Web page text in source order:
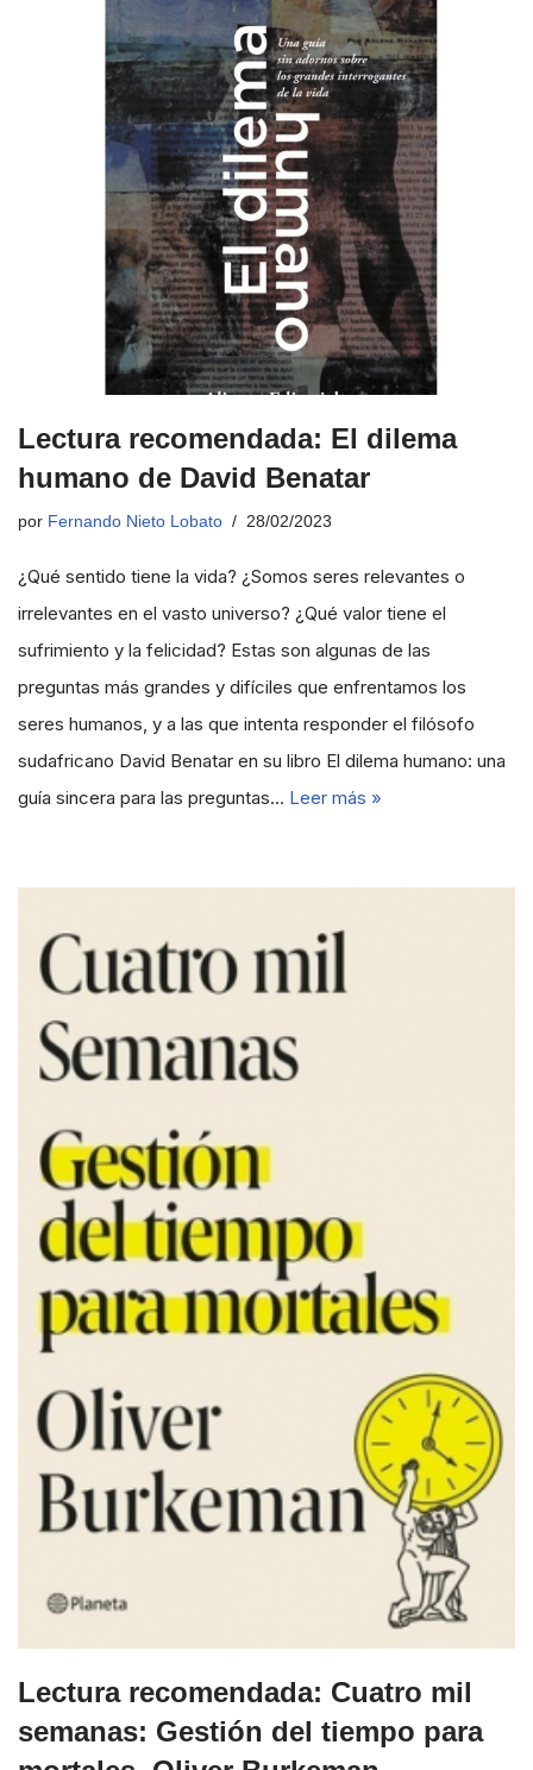
Lectura recomendada: El dilema
humano de David Benatar
por Fernando Nieto Lobato 28/02/2023
¿Qué sentido tiene la vida? ¿Somos seres relevantes o
irrelevantes en el vasto universo? ¿Qué valor tiene el
sufrimiento y la felicidad? Estas son algunas de las
preguntas más grandes y difíciles que enfrentamos los
seres humanos, y a las que intenta responder el filósofo
sudafricano David Benatar en su libro El dilema humano: una
guía sincera para las preguntas… Leer más »
Lectura recomendada: Cuatro mil
semanas: Gestión del tiempo para